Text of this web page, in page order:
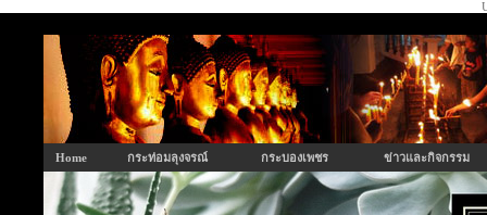
Home กระท่อมลุงจรณ์ กระบองเพชร ข่าวและกิจกรรม